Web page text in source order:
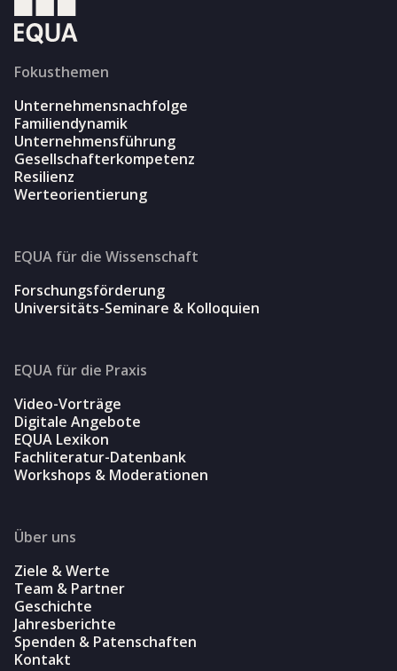
Fokusthemen
Unternehmensnachfolge
Familiendynamik
Unternehmensführung
Gesellschafterkompetenz
Resilienz
Werteorientierung
EQUA für die Wissenschaft
Forschungsförderung
Universitäts-Seminare & Kolloquien
EQUA für die Praxis
Video-Vorträge
Digitale Angebote
EQUA Lexikon
Fachliteratur-Datenbank
Workshops & Moderationen
Über uns
Ziele & Werte
Team & Partner
Geschichte
Jahresberichte
Spenden & Patenschaften
Kontakt